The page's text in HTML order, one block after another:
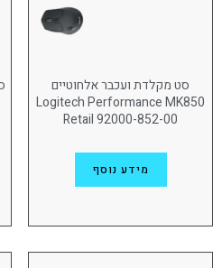
Jlab(2)
Sony
סט מקלדת ועכבר אלחוטיים
Logitech Performance MK850
Retail 92000-852-00
מידע נוסף